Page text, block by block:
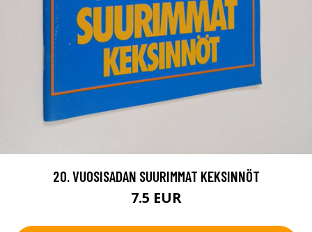
20. VUOSISADAN SUURIMMAT KEKSINNÖT
7.5 EUR